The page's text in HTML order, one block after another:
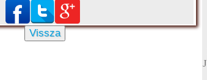
Vissza